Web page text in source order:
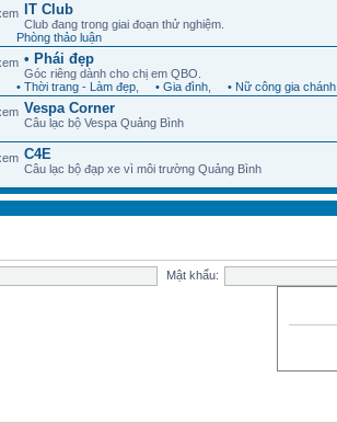
IT Club
Club đang trong giai đoạn thử nghiệm.
Phòng thảo luận
• Phái đẹp
Góc riêng dành cho chị em QBO.
• Thời trang - Làm đẹp • Gia đình • Nữ công gia chánh
Vespa Corner
Câu lạc bộ Vespa Quảng Bình
C4E
Câu lạc bộ đạp xe vì môi trường Quảng Bình
Mật khẩu: